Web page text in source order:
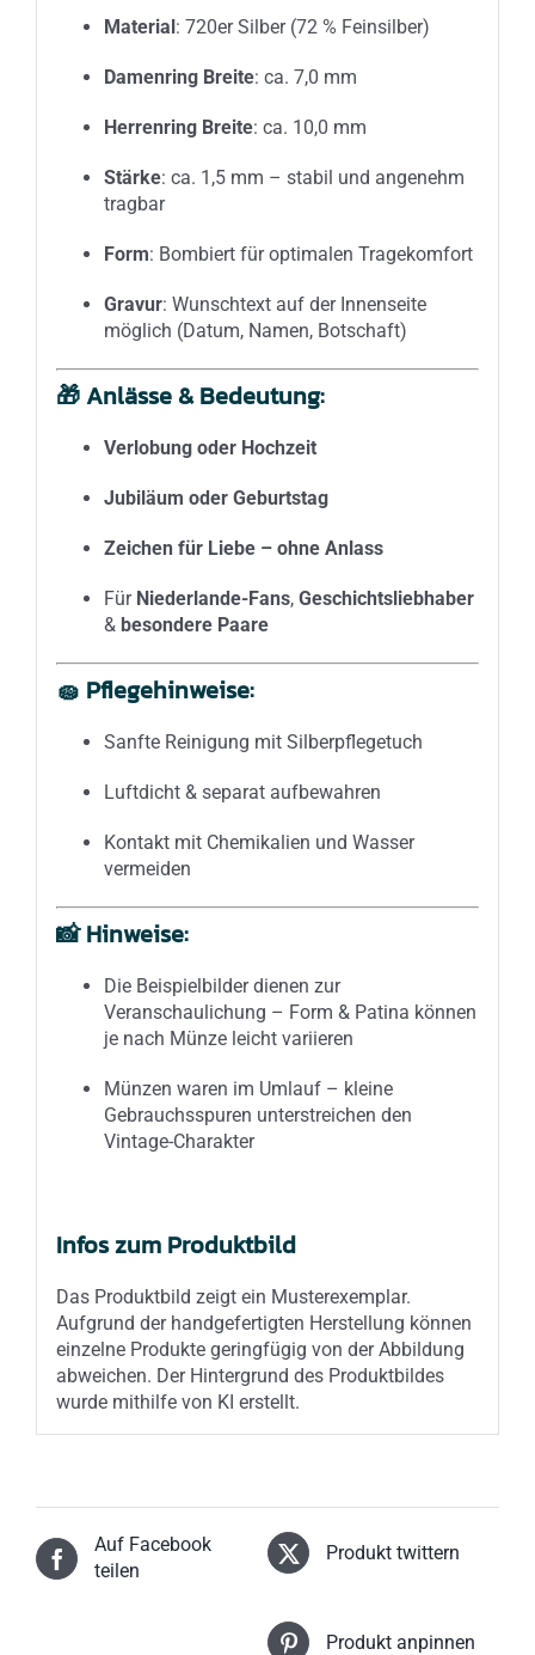
Material: 720er Silber (72 % Feinsilber)
Damenring Breite: ca. 7,0 mm
Herrenring Breite: ca. 10,0 mm
Stärke: ca. 1,5 mm – stabil und angenehm
tragbar
Form: Bombiert für optimalen Tragekomfort
Gravur: Wunschtext auf der Innenseite
möglich (Datum, Namen, Botschaft)
🎁Anlässe & Bedeutung:
Verlobung oder Hochzeit
Jubiläum oder Geburtstag
Zeichen für Liebe – ohne Anlass
Für Niederlande-Fans, Geschichtsliebhaber
& besondere Paare
🧽 Pflegehinweise:
Sanfte Reinigung mit Silberpflegetuch
Luftdicht & separat aufbewahren
Kontakt mit Chemikalien und Wasser
vermeiden
📸Hinweise:
Die Beispielbilder dienen zur
Veranschaulichung – Form & Patina können
je nach Münze leicht variieren
Münzen waren im Umlauf – kleine
Gebrauchsspuren unterstreichen den
Vintage-Charakter
Infos zum Produktbild
Das Produktbild zeigt ein Musterexemplar.
Aufgrund der handgefertigten Herstellung können
einzelne Produkte geringfügig von der Abbildung
abweichen. Der Hintergrund des Produktbildes
wurde mithilfe von KI erstellt.
Auf Facebook
teilen
Produkt twittern
Produkt anpinnen